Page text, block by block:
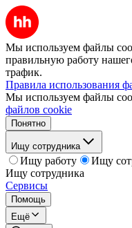
Мы используем файлы
правильную работу
трафик.
Правила использования
Мы используем файлы
файлов cookie
Понятно
Ищу сотрудника
Ищу работу
Ищу
Ищу сотрудника
Сервисы
Помощь
Ещё